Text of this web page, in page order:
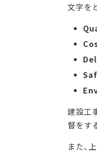
文字を
建設工
督をす
また、